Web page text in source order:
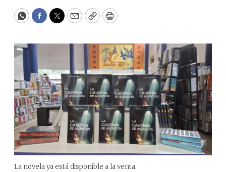
WhatsApp
Facebook
Twitter
EmailCopyPrint
La novela ya está disponible a la venta.